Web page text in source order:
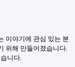
이야기에 관심 있는 분
위해 만들어졌습니다.
니다.